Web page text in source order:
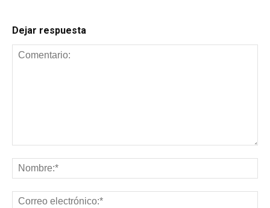
Dejar respuesta